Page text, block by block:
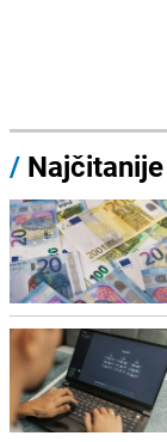
/ Najčitanije